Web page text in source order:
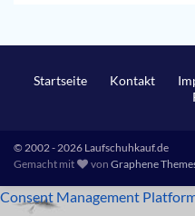
Startseite Kontakt
© 2002 - 2026 Laufschuhkauf.de
Gemacht mit
vonGraphene
Consent Management